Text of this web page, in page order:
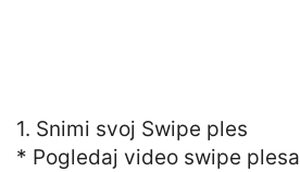
1. Snimi svoj Swipe ples
* Pogledaj video swipe plesa